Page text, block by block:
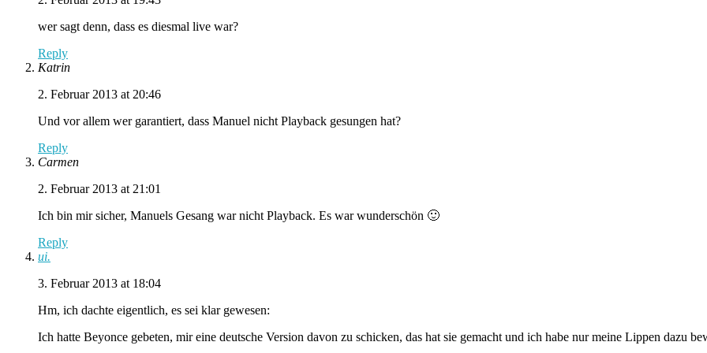
wer sagt denn, dass es diesmal live war?
Reply
Katrin
2. Februar 2013 at 20:46
Und vor allem wer garantiert, dass Manuel nicht Playback gesungen hat?
Reply
Carmen
2. Februar 2013 at 21:01
Ich bin mir sicher, Manuels Gesang war nicht Playback. Es war wunderschön 🙂
Reply
ui.
3. Februar 2013 at 18:04
Hm, ich dachte eigentlich, es sei klar gewesen:
Ich hatte Beyonce gebeten, mir eine deutsche Version davon zu schicken, das hat sie gemacht und ich habe nur meine Lippen dazu